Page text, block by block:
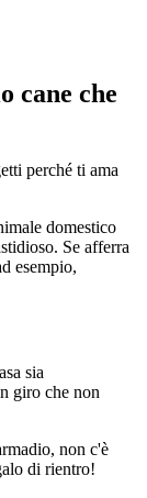
cane che
perché ti ama
domestico
Se afferra
esempio,
sia
giro che non
non c'è
di rientro!